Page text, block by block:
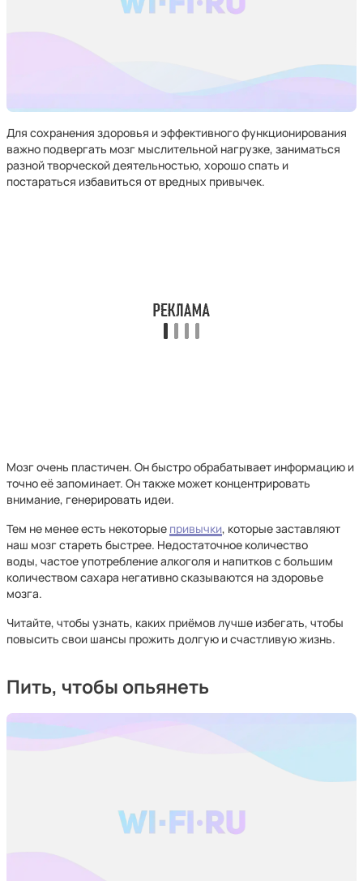
Для сохранения здоровья и эффективного функционирования
важно подвергать мозг мыслительной нагрузке, заниматься
разной творческой деятельностью, хорошо спать и
постараться избавиться от вредных привычек.
Мозг очень пластичен. Он быстро обрабатывает информацию и
точно её запоминает. Он также может концентрировать
внимание, генерировать идеи.
Тем не менее есть некоторые привычки, которые заставляют
наш мозг стареть быстрее. Недостаточное количество
воды, частое употребление алкоголя и напитков с большим
количеством сахара негативно сказываются на здоровье
мозга.
Читайте, чтобы узнать, каких приёмов лучше избегать, чтобы
повысить свои шансы прожить долгую и счастливую жизнь.
Пить, чтобы опьянеть